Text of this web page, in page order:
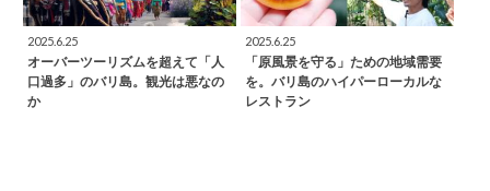
2025.6.25
オーバーツーリズムを超えて「人
口過多」のバリ島。観光は悪なの
か
2025.6.25
「原風景を守る」ための地域需要
を。バリ島のハイパーローカルな
レストラン